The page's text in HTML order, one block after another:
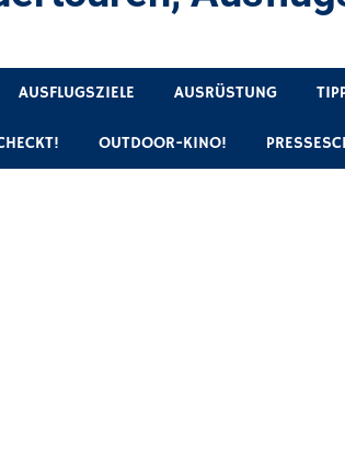
AUSFLUGSZIELE AUSRÜSTUNG
OUTDOOR-KINO!